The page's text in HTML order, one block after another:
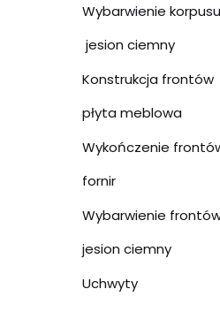
Wybarwienie korpusu
jesion ciemny
Konstrukcja frontów
płyta meblowa
Wykończenie
fornir
Wybarwienie
jesion ciemny
Uchwyty